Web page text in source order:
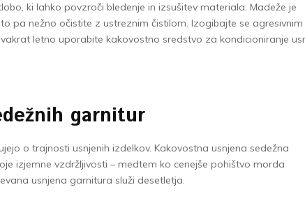
ki lahko povzroči bledenje in izsušitev materiala. Madeže je
pa nežno očistite z ustreznim čistilom. Izogibajte se agresivnim
letno uporabite kakovostno sredstvo za kondicioniranje
garnitur
o trajnosti usnjenih izdelkov. Kakovostna usnjena sedežna
izjemne vzdržljivosti – medtem ko cenejše pohištvo morda
usnjena garnitura služi desetletja.